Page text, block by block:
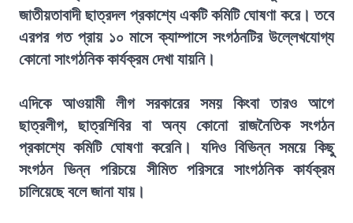
জাতীয়তাবাদী ছাত্রদল প্রকাশ্যে একটি কমিটি ঘোষণা করে। তবে
এরপর গত প্রায় ১০ মাসে ক্যাম্পাসে সংগঠনটির উল্লেখযোগ্য
কোনো সাংগঠনিক কার্যক্রম দেখা যায়নি।
এদিকে আওয়ামী লীগ সরকারের সময় কিংবা তারও আগে
ছাত্রলীগ, ছাত্রশিবির বা অন্য কোনো রাজনৈতিক সংগঠন
প্রকাশ্যে কমিটি ঘোষণা করেনি। যদিও বিভিন্ন সময়ে কিছু
সংগঠন ভিন্ন পরিচয়ে সীমিত পরিসরে সাংগঠনিক কার্যক্রম
চালিয়েছে বলে জানা যায়।